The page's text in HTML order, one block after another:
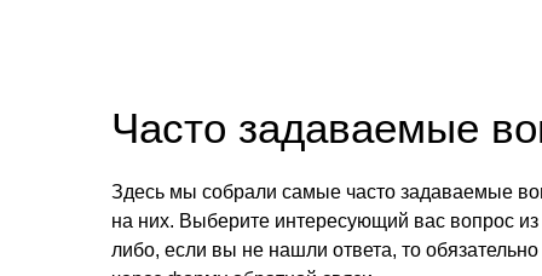
Часто задаваемые
Здесь мы собрали самые часто задаваемые
на них. Выберите интересующий вас вопрос из
либо, если вы не нашли ответа, то обязательно